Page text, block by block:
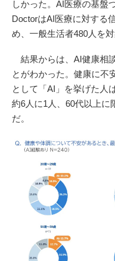
しかった。AI医療の基盤
DoctorはAI医療に対する
め、一般生活者480人を
結果からは、AI健康相
とがわかった。健康に不
として「AI」を挙げた人
約6人に1人、60代以上に
だ。